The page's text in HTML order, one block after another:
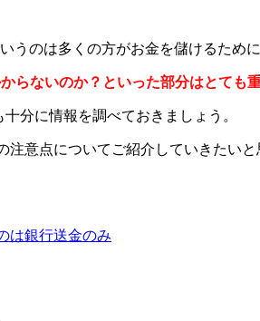
のは多くの方がお金を儲けるため
らないのか？といった部分はとても
分に情報を調べておきましょう。
意点についてご紹介していきたいと
は銀行送金のみ